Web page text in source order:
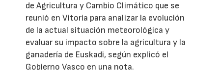
de Agricultura y Cambio Climático que se
reunió en Vitoria para analizar la evolución
de la actual situación meteorológica y
evaluar su impacto sobre la agricultura y la
ganadería de Euskadi, según explicó el
Gobierno Vasco en una nota.